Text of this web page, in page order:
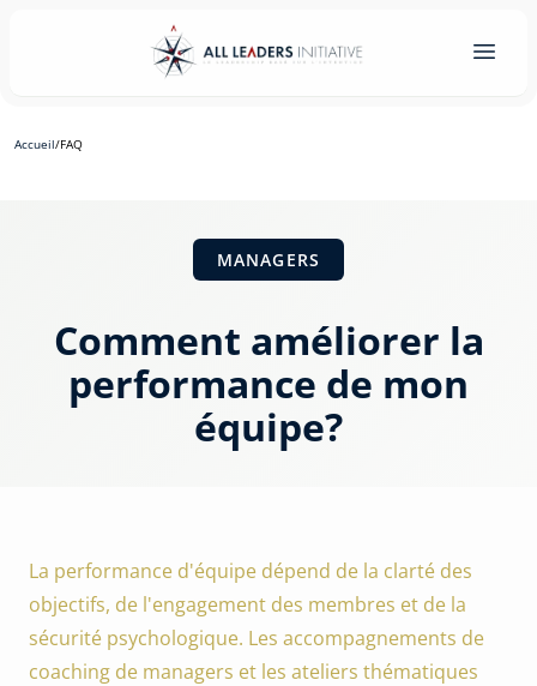
Accueil/FAQ
MANAGERS
Comment améliorer la
performance de mon
équipe?
La performance d'équipe dépend de la clarté des
objectifs, de l'engagement des membres et de la
sécurité psychologique. Les accompagnements de
coaching de managers et les ateliers thématiques